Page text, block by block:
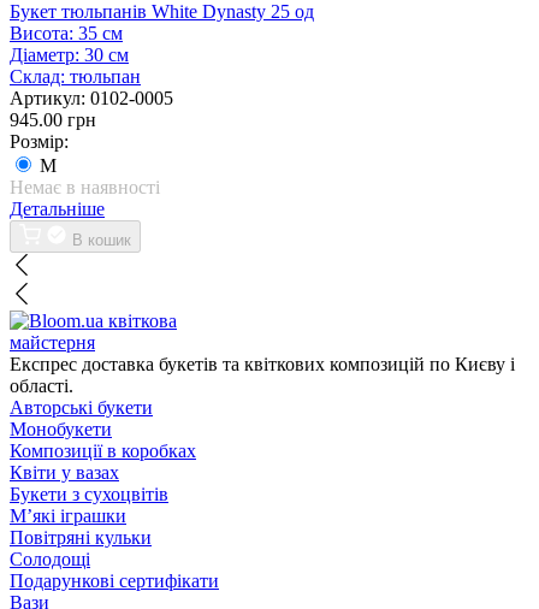
Букет тюльпанів White Dynasty 25 од
Висота: 35 см
Діаметр: 30 см
Склад: тюльпан
Артикул: 0102-0005
945.00 грн
Розмір:
M
Немає в наявності
Детальніше
В кошик
квіткова
майстерня
Експрес доставка букетів та квіткових композицій по Києву і
області.
Авторські букети
Монобукети
Композиції в коробках
Квіти у вазах
Букети з сухоцвітів
М’які іграшки
Повітряні кульки
Солодощі
Подарункові сертифікати
Вази